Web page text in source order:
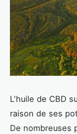
L'huile de CBD
raison de ses
De nombreuses